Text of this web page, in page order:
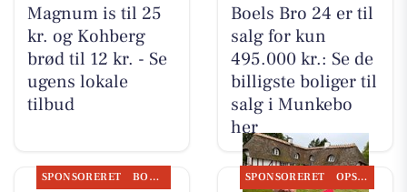
Magnum is til 25
kr. og Kohberg
brød til 12 kr. - Se
ugens lokale
tilbud
Boels Bro 24 er til
salg for kun
495.000 kr.: Se de
billigste boliger til
salg i Munkebo
her
SPONSORERET BOLIGMARKED SPONSORERET OPSLAGSTAVLEN